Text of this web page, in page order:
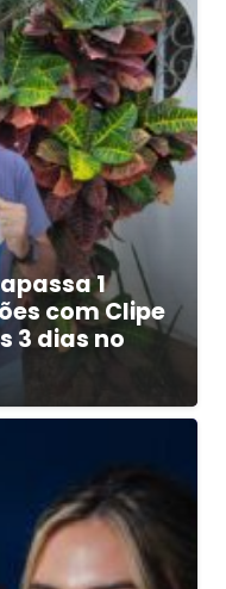
1
com Clipe
3 dias no